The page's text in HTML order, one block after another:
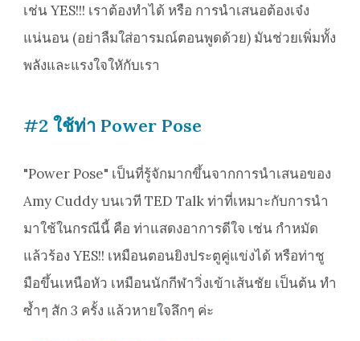
เช่น YES!!! เราต้องทำได้ หรือ การนำเสนอต้องเจ๋ง
แน่นอน (อย่าลืมใส่อารมณ์ตอนพูดด้วย) มันช่วยเพิ่มทั้ง
พลังและแรงใจใหักับเรา
#2 ใช้ท่า Power Pose
"Power Pose" เป็นที่รู้จักมากขึ้นจากการนำเสนอของ
Amy Cuddy บนเวที TED Talk ท่าที่เหมาะกับการนำ
มาใช้ในกรณีนี้ คือ ท่าแสดงอาการดีใจ เช่น กำหมัด
แล้วร้อง YES!! เหมือนตอนยิงประตูคู่แข่งได้ หรือท่าชู
มือขึ้นเหนือหัว เหมือนนักกีฬาวิ่งเข้าเส้นชัย เป็นต้น ทำ
ซ้ำๆ สัก 3 ครั้ง แล้วหายใจลึกๆ ค่ะ